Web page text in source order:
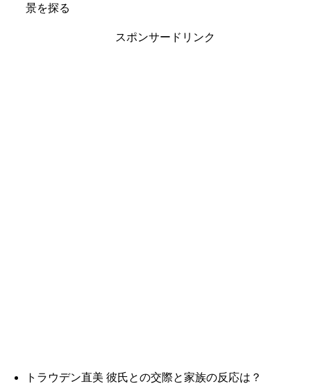
景を探る
スポンサードリンク
トラウデン直美 彼氏との交際と家族の反応は？